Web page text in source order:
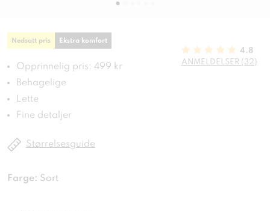
Nedsatt pris Ekstra komfort
Opprinnelig pris: 499 kr
Behagelige
Lette
Fine detaljer
4.8
ANMELDELSER (32)
Størrelsesguide
Farge: Sort